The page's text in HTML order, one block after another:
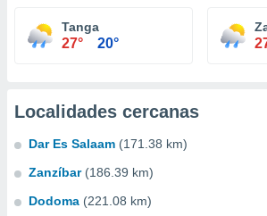
Tanga
27° 20°
Localidades cercanas
Dar Es Salaam (171.38 km)
Zanzíbar (186.39 km)
Dodoma (221.08 km)